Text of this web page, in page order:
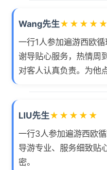
Wang先生★ ★ ★ ★ ★
一行1人参加遍游西欧循
谢导贴心服务，热情周
对客人认真负责。为他
LIU先生★ ★ ★ ★ ★
一行3人参加遍游西欧
导游专业、服务细致贴
密。